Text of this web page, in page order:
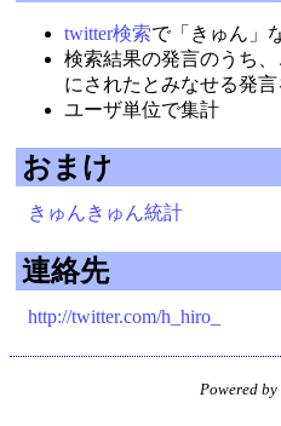
twitter検索で「きゅん」
検索結果の発言のうち
にされたとみなせる発
ユーザ単位で集計
おまけ
きゅんきゅん統計
連絡先
http://twitter.com/h_hiro_
Powered by